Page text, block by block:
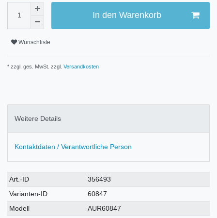
In den Warenkorb
Wunschliste
* zzgl. ges. MwSt. zzgl. Versandkosten
Weitere Details
Kontaktdaten / Verantwortliche Person
Technisches
Merkmal
Wert
Art.-ID
356493
Varianten-ID
60847
Modell
AUR60847